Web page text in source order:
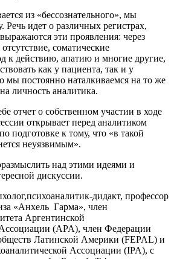
из «бессознательного», мы
Речь идет о различных регистрах,
эти проявления: через
соматические
к действию, апатию и многие другие,
как у пациента, так и у
мы постоянно наталкиваемся на то же
личность аналитика.
отчет о собственном участии в ходе
открывает перед аналитиком
подготовке к тому, что «в такой
неуязвимым».
над этими идеями и
дискуссии.
дидакт, профессор
«Анхель Гарма», член
Аргентинской
(APA), член Федерации
Латинской Америки (FEPAL) и
Ассоциации (IPA), с